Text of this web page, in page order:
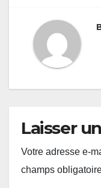
Laisser
Votre adresse e-
champs